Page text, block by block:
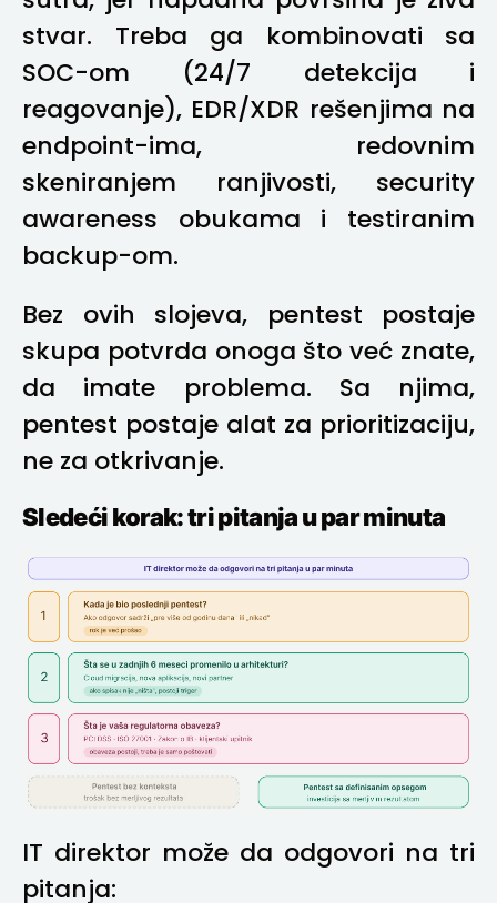
stvar. Treba ga kombinovati sa
SOC-om (24/7 detekcija i
reagovanje), EDR/XDR rešenjima na
endpoint-ima, redovnim
skeniranjem ranjivosti, security
awareness obukama i testiranim
backup-om.
Bez ovih slojeva, pentest postaje
skupa potvrda onoga što već znate,
da imate problema. Sa njima,
pentest postaje alat za prioritizaciju,
ne za otkrivanje.
Sledeći korak: tri pitanja u par minuta
IT direktor može da odgovori na tri
pitanja: